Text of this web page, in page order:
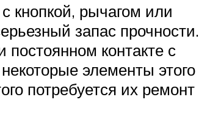
кнопкой, рычагом или
запас прочности.
контакте с
элементы этого
потребуется их ремонт